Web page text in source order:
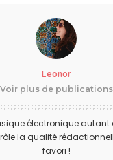
Leonor
Voir plus de publications
électronique autant
la qualité
favori !